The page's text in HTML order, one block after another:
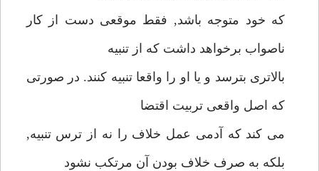
كه خود متوجه باشد, فقط موقعى دست از كار
ناصواب برخواهد داشت كه از تنبيه
بالاترى بترسد و يا او را واقعا تنبيه كنند. در صورتى
كه اصل واقعى تربيت اقتضا
مى كند كه آدمى عمل خلاف را نه از ترس تنبيه,
بلكه به صرف خلاف بودن آن مرتكب نشود